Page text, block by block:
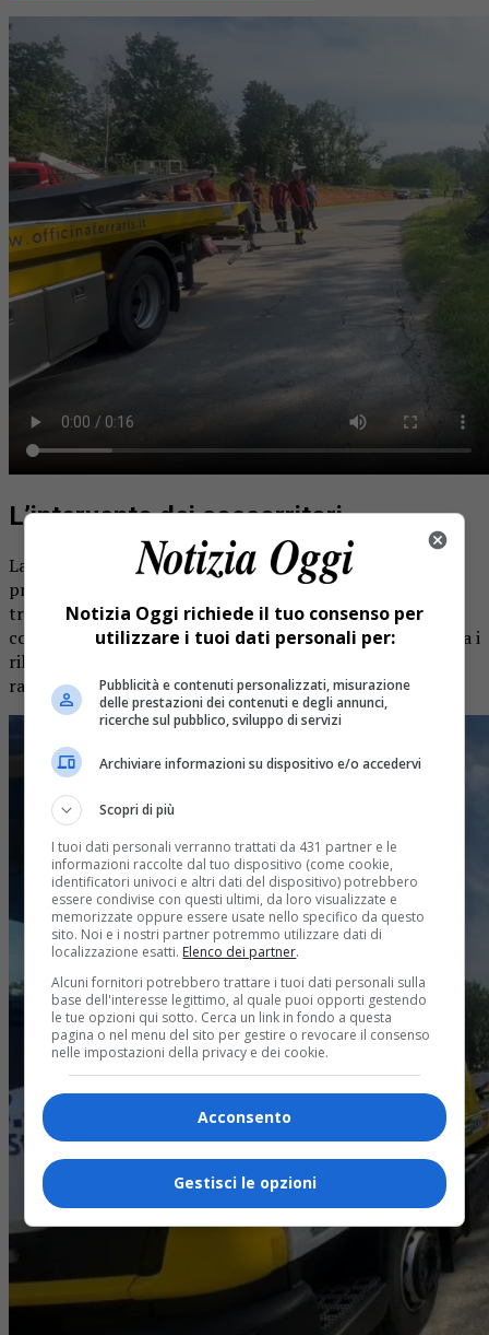
L’intervento dei soccorritori
La donna è stata quindi affidata alle cure del 118 che ha
proceduto a stabilizzare la paziente per poi procedere al
trasporto al pronto soccorso di Borgomanero. Le sue
condizioni comunque non sono gravi. Per quanto riguarda i
rilievi invece sono stati affidati ai carabinieri della
radiomobile di Arona.
Notizia Oggi richiede il tuo consenso per
utilizzare i tuoi dati personali per:
Pubblicità e contenuti personalizzati, misurazione
delle prestazioni dei contenuti e degli annunci,
ricerche sul pubblico, sviluppo di servizi
Archiviare informazioni su dispositivo e/o accedervi
Scopri di più
I tuoi dati personali verranno trattati da 431 partner e le
informazioni raccolte dal tuo dispositivo (come cookie,
identificatori univoci e altri dati del dispositivo) potrebbero
essere condivise con questi ultimi, da loro visualizzate e
memorizzate oppure essere usate nello specifico da questo
sito. Noi e i nostri partner potremmo utilizzare dati di
localizzazione esatti. Elenco dei partner.
Alcuni fornitori potrebbero trattare i tuoi dati personali sulla
base dell'interesse legittimo, al quale puoi opporti gestendo
le tue opzioni qui sotto. Cerca un link in fondo a questa
pagina o nel menu del sito per gestire o revocare il consenso
nelle impostazioni della privacy e dei cookie.
Acconsento
Gestisci le opzioni